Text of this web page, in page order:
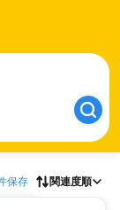
保存 関連度順